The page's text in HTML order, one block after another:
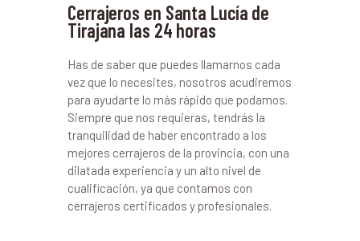
Cerrajeros en Santa Lucía de
Tirajana las 24 horas
Has de saber que puedes llamarnos cada
vez que lo necesites, nosotros acudiremos
para ayudarte lo más rápido que podamos.
Siempre que nos requieras, tendrás la
tranquilidad de haber encontrado a los
mejores cerrajeros de la provincia, con una
dilatada experiencia y un alto nivel de
cualificación, ya que contamos con
cerrajeros certificados y profesionales.